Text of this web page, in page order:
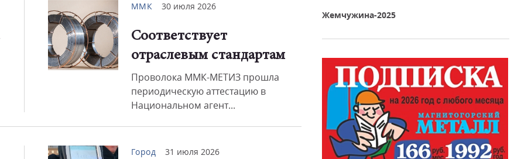
ММК 30 июля 2026
Соответствует
отраслевым стандартам
Проволока ММК-МЕТИЗ прошла
периодическую аттестацию в
Национальном агент...
Город 31 июля 2026
Жемчужина-2025